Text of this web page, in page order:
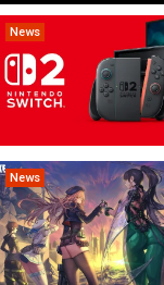
News
News